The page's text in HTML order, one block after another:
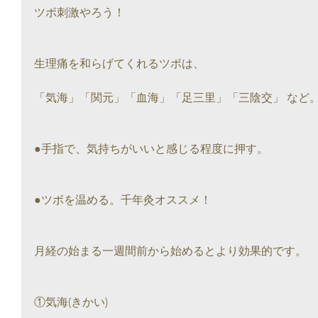
ツボ刺激やろう！
生理痛を和らげてくれるツボは、
「気海」「関元」「血海」「足三里」「三陰交」 など
●手指で、気持ちがいいと感じる程度に押す。
●ツボを温める。千年灸オススメ！
月経の始まる一週間前から始めるとより効果的です。
①気海(きかい)